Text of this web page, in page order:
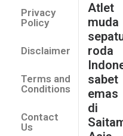
Privacy
Policy
Disclaimer
Terms and
Conditions
Contact
Us
Atlet
muda
roda
sabet
emas
di